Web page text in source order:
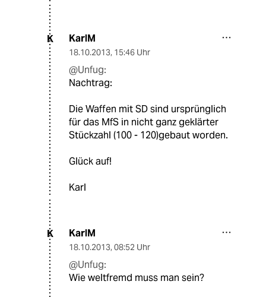
K KarlM
18.10.2013, 15:46 Uhr
@Unfug:
Nachtrag:
Die Waffen mit SD sind ursprünglich
für das MfS in nicht ganz geklärter
Stückzahl (100 - 120)gebaut worden.
Glück auf!
Karl
K KarlM
18.10.2013, 08:52 Uhr
@Unfug:
Wie weltfremd muss man sein?